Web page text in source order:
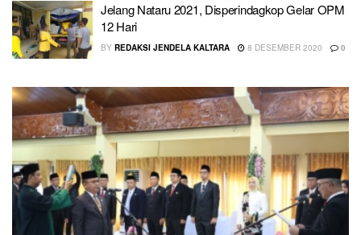
Jelang Nataru 2021, Disperindagkop Gelar OPM
12 Hari
BY REDAKSI JENDELA KALTARA 8 DESEMBER 2020 0